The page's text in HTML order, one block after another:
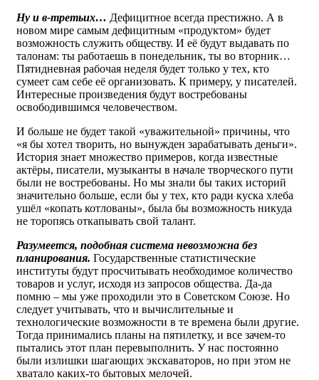
Ну и в-третьих… Дефицитное всегда престижно. А в
новом мире самым дефицитным «продуктом» будет
возможность служить обществу. И её будут выдавать по
талонам: ты работаешь в понедельник, ты во вторник…
Пятидневная рабочая неделя будет только у тех, кто
сумеет сам себе её организовать. К примеру, у писателей.
Интересные произведения будут востребованы
освободившимся человечеством.
И больше не будет такой «уважительной» причины, что
«я бы хотел творить, но вынужден зарабатывать деньги».
История знает множество примеров, когда известные
актёры, писатели, музыканты в начале творческого пути
были не востребованы. Но мы знали бы таких историй
значительно больше, если бы у тех, кто ради куска хлеба
ушёл «копать котлованы», была бы возможность никуда
не торопясь откапывать свой талант.
Разумеется, подобная система невозможна без
планирования. Государственные статистические
институты будут просчитывать необходимое количество
товаров и услуг, исходя из запросов общества. Да-да
помню – мы уже проходили это в Советском Союзе. Но
следует учитывать, что и вычислительные и
технологические возможности в те времена были другие.
Тогда принимались планы на пятилетку, и все зачем-то
пытались этот план перевыполнить. У нас постоянно
были излишки шагающих экскаваторов, но при этом не
хватало каких-то бытовых мелочей.